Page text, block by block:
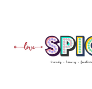
content